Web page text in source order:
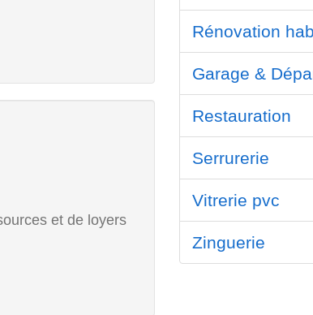
et de loyers
Rénovation
Garage &
Restauration
Serrurerie
Vitrerie pvc
Zinguerie